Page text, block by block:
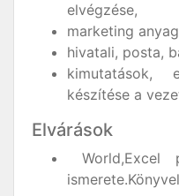
elvégzése,
marketing
hivatali, posta,
kimutatások,
készítése a
Elvárások
World,Excel